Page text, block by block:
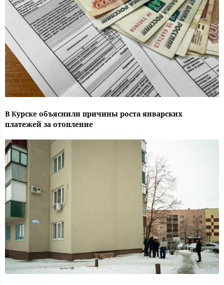
В Курске объяснили причины роста январских
платежей за отопление